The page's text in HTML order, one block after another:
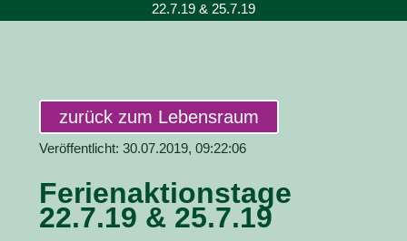
22.7.19 & 25.7.19
zurück zum Lebensraum
Veröffentlicht: 30.07.2019, 09:22:06
Ferienaktionstage
22.7.19 & 25.7.19